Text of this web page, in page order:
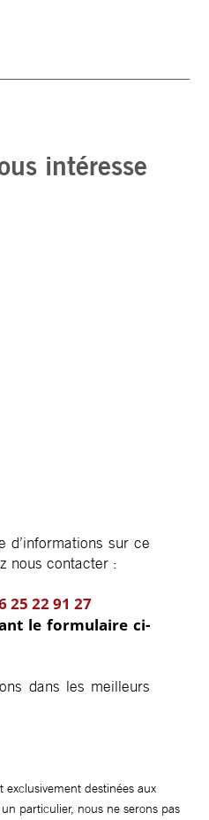
intéresse
d’informations sur ce
nous contacter :
25 22 91 27
le formulaire ci-
dans les meilleurs
exclusivement destinées aux
particulier, nous ne serons pas